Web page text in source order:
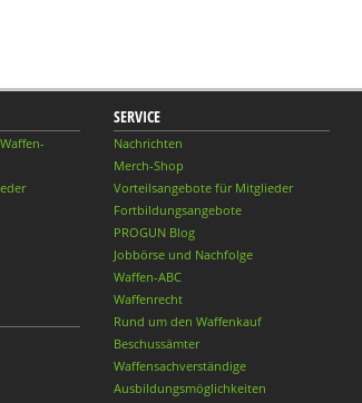
SERVICE
Nachrichten
Merch-Shop
Vorteilsangebote für Mitglieder
Fortbildungsangebote
PROGUN Blog
Jobbörse und Nachfolge
Waffen-ABC
Waffenrecht
Rund um den Waffenkauf
Beschussämter
Waffensachverständige
Ausbildungsmöglichkeiten